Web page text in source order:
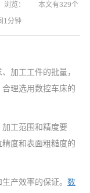
浏览：
本文有329个
1分钟
加工工件的批量，
理选用数控车床的
工范围和精度要
度和表面粗糙度的
产效率的保证。 数